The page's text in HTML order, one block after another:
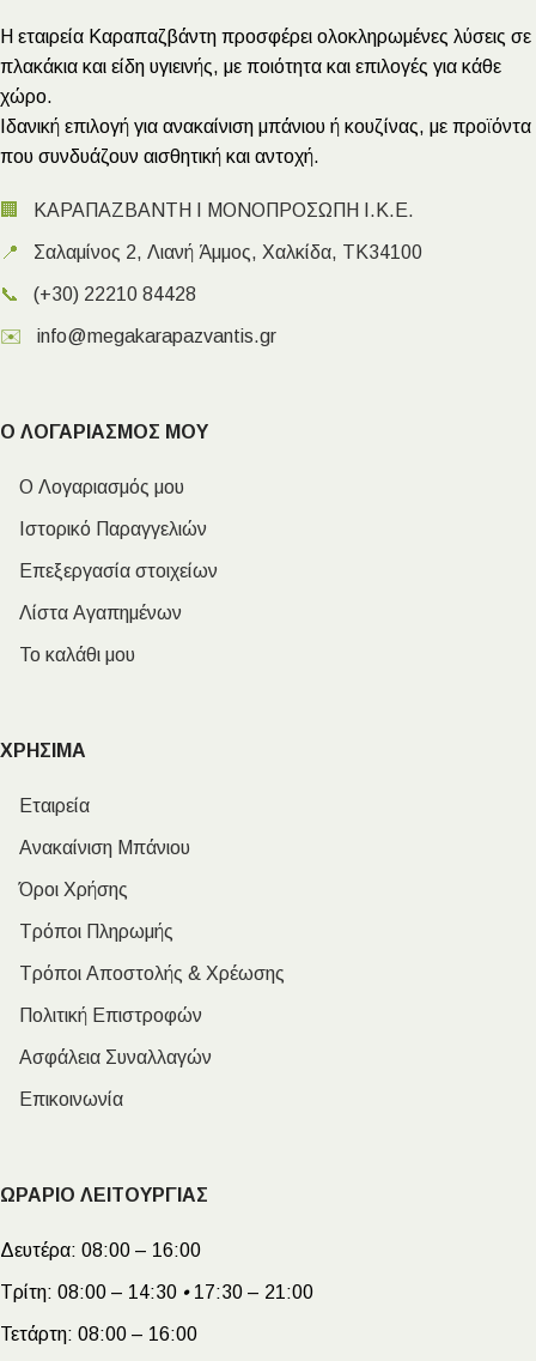
Η εταιρεία Καραπαζβάντη προσφέρει ολοκληρωμένες λύσεις σε
πλακάκια και είδη υγιεινής, με ποιότητα και επιλογές για κάθε
χώρο.
Ιδανική επιλογή για ανακαίνιση μπάνιου ή κουζίνας, με προϊόντα
που συνδυάζουν αισθητική και αντοχή.
🏢 ΚΑΡΑΠΑΖΒΑΝΤΗ Ι ΜΟΝΟΠΡΟΣΩΠΗ Ι.Κ.Ε.
📍 Σαλαμίνος 2, Λιανή Άμμος, Χαλκίδα, ΤΚ34100
📞 (+30) 22210 84428
✉️ info@megakarapazvantis.gr
Ο ΛΟΓΑΡΙΑΣΜΟΣ ΜΟΥ
Ο Λογαριασμός μου
Ιστορικό Παραγγελιών
Επεξεργασία στοιχείων
Λίστα Αγαπημένων
Το καλάθι μου
ΧΡΗΣΙΜΑ
Εταιρεία
Ανακαίνιση Μπάνιου
Όροι Χρήσης
Τρόποι Πληρωμής
Τρόποι Αποστολής & Χρέωσης
Πολιτική Επιστροφών
Ασφάλεια Συναλλαγών
Επικοινωνία
ΩΡΑΡΙΟ ΛΕΙΤΟΥΡΓΙΑΣ
Δευτέρα: 08:00 – 16:00
Τρίτη: 08:00 – 14:30 •17:30 – 21:00
Τετάρτη: 08:00 – 16:00